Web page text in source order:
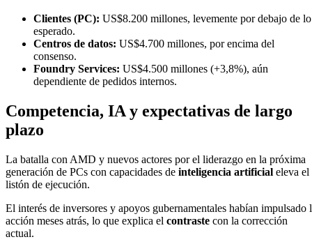
Clientes (PC): US$8.200 millones, levemente por debajo de lo
esperado.
Centros de datos: US$4.700 millones, por encima del
consenso.
Foundry Services: US$4.500 millones (+3,8%), aún
dependiente de pedidos internos.
Competencia, IA y expectativas de largo
plazo
La batalla con AMD y nuevos actores por el liderazgo en la próxima
generación de PCs con capacidades de inteligencia artificial eleva el
listón de ejecución.
El interés de inversores y apoyos gubernamentales habían impulsado
acción meses atrás, lo que explica el contraste con la corrección
actual.